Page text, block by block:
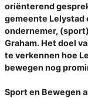
oriënterend
gemeente Lelystad
ondernemer,
Graham. Het doel
te verkennen hoe
bewegen nog
Sport en Bewegen